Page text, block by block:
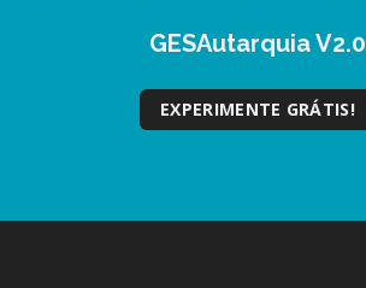
GESAutarquia V2.0
EXPERIMENTE GRÁTIS!